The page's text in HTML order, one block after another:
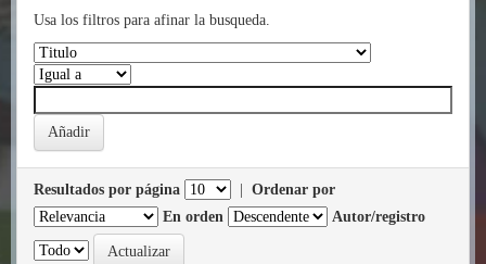
Usa los filtros para afinar la busqueda.
Resultados por página
Ordenar por
En orden
Autor/registro